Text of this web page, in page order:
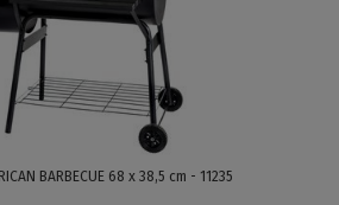
BARBECUE 68 x 38,5 cm - 11235